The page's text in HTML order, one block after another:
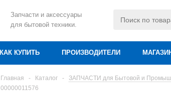
Запчасти и аксессуары
для бытовой техники.
КАК КУПИТЬ ПРОИЗВОДИТЕЛИ
Главная - Каталог - ЗАПЧАСТИ для Бытовой и
00000011576